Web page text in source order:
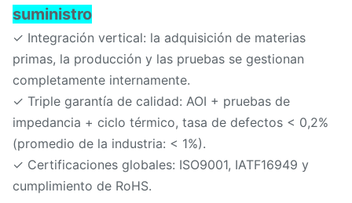
suministro
✓ Integración vertical: la adquisición de materias
primas, la producción y las pruebas se gestionan
completamente internamente.
✓ Triple garantía de calidad: AOI + pruebas de
impedancia + ciclo térmico, tasa de defectos < 0,2%
(promedio de la industria: < 1%).
✓ Certificaciones globales: ISO9001, IATF16949 y
cumplimiento de RoHS.